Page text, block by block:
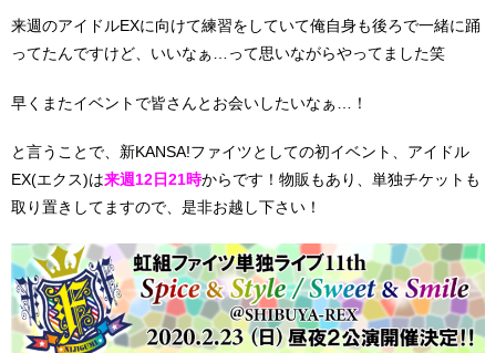
来週のアイドルEXに向けて練習をしていて俺自身も後ろで一緒に踊
ってたんですけど、いいなぁ…って思いながらやってました笑
早くまたイベントで皆さんとお会いしたいなぁ…！
と言うことで、新KANSA!ファイツとしての初イベント、アイドル
EX(エクス)は来週12日21時からです！物販もあり、単独チケットも
取り置きしてますので、是非お越し下さい！